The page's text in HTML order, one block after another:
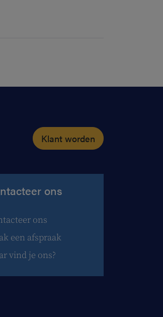
Klant worden
ons
ons
een afspraak
vind je ons?